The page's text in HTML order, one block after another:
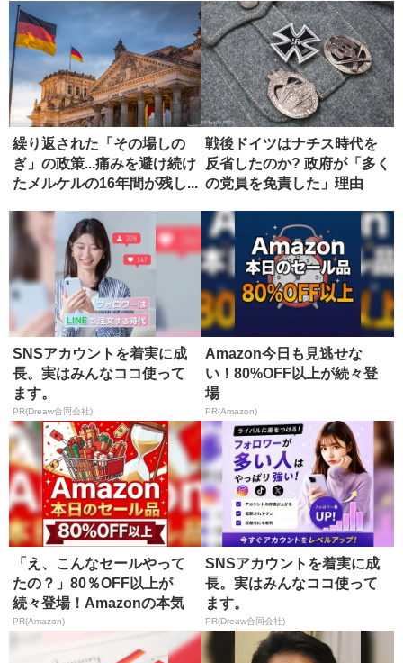
繰り返された「その場しの
ぎ」の政策...痛みを避け続け
たメルケルの16年間が残し...
戦後ドイツはナチス時代を
反省したのか? 政府が「多く
の党員を免責した」理由
SNSアカウントを着実に成
長。実はみんなココ使って
ます。
PR(Dreaw合同会社)
Amazon今日も見逃せな
い！80%OFF以上が続々登
場
PR(Amazon)
「え、こんなセールやって
たの？」80％OFF以上が
続々登場！Amazonの本気
が...
PR(Amazon)
SNSアカウントを着実に成
長。実はみんなココ使って
ます。
PR(Dreaw合同会社)